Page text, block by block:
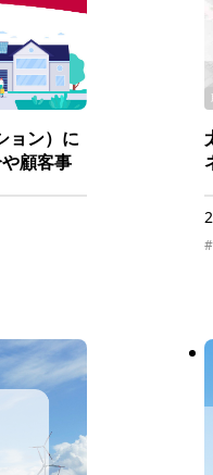
ョン）に
顧客事